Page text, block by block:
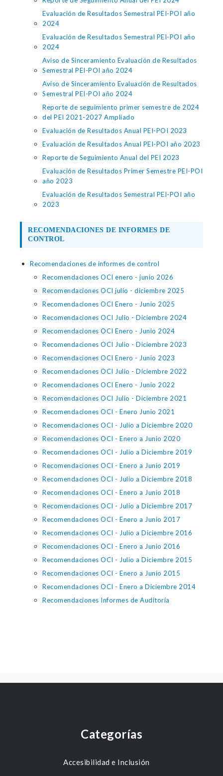
Evaluación de Resultados Semestral PEI-POI año
2024
Evaluación de Resultados Semestral PEI-POI año
2024
Aviso de Sinceramiento Evaluación de Resultados
Semestral PEI-POI año 2024
Aviso de Sinceramiento Evaluación de Resultados
Semestral PEI-POI año 2024
Reporte de seguimiento primer semestre de 2024
del PEI 2021-2027 Ampliado
Evaluación de Resultados Anual PEI-POI 2023
Evaluación de Resultados Anual PEI-POI año 2023
Reporte de Seguimiento Anual del PEI 2023
Evaluación de Resultados Primer Semestre PEI-POI
año 2023
Evaluación de Resultados Semestral PEI-POI año
2023
RECOMENDACIONES DE INFORMES DE
CONTROL
Recomendaciones de informes de control
Recomendaciones OCI enero - junio 2026
Recomendaciones OCI julio - diciembre 2025
Recomendaciones OCI Enero - Junio 2025
Recomendaciones OCI Julio - Diciembre 2024
Recomendaciones OCI Enero - Junio 2024
Recomendaciones OCI Julio - Diciembre 2023
Recomendaciones OCI Enero - Junio 2023
Recomendaciones OCI Julio - Diciembre 2022
Recomendaciones OCI Enero - Junio 2022
Recomendaciones OCI Julio - Diciembre 2021
Recomendaciones OCI - Enero Junio 2021
Recomendaciones OCI - Julio a Diciembre 2020
Recomendaciones OCI - Enero a Junio 2020
Recomendaciones OCI - Julio a Diciembre 2019
Recomendaciones OCI - Enero a Junio 2019
Recomendaciones OCI - Julio a Diciembre 2018
Recomendaciones OCI - Enero a Junio 2018
Recomendaciones OCI - Julio a Diciembre 2017
Recomendaciones OCI - Enero a Junio 2017
Recomendaciones OCI - Julio a Diciembre 2016
Recomendaciones OCI - Enero a Junio 2016
Recomendaciones OCI - Julio a Diciembre 2015
Recomendaciones OCI - Enero a Junio 2015
Recomendaciones OCI - Enero a Diciembre 2014
Recomendaciones Informes de Auditoría
Categorías
Accesibilidad e Inclusión